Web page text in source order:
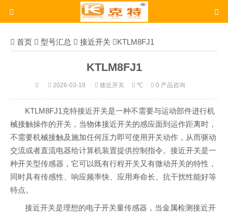
首页 型号汇总 接近开关 KTLM8FJ1
KTLM8FJ1
2026-03-18 接近开关 ℃ 0 产品咨询
KTLM8FJ1克特接近开关是一种不需要与运动部件进行机
械接触操作的开关，当物体接近开关的感应面到运作距离时，
不需要机械接触及施加任何压力即可使用开关动作，从而驱动
交流或者直流电器给计算机装置提供控制指令。接近开关是一
种开关型传感器，它可以既有行程开关又有微动开关的特性，
同时具有传感性、响应频率快、应用寿命长、抗干扰性能好等
特点。
接近开关是理想的电子开关量传感器，当金属检测接近开